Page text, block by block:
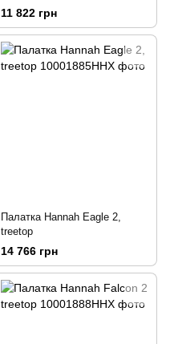
11 822 грн
Палатка Hannah Eagle 2,
treetop
14 766 грн